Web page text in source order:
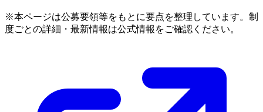
※本ページは公募要領等をもとに要点を整理しています。制
度ごとの詳細・最新情報は公式情報をご確認ください。